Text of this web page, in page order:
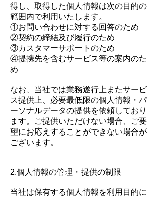
得し、取得した個人情報は次の目的の
範囲内で利用いたします。
①お問い合わせに対する回答のため
②契約の締結及び履行のため
③カスタマーサポートのため
④提携先を含むサービス等の案内のた
め
なお、当社では業務遂行上またサービ
ス提供上、必要最低限の個人情報・パ
ーソナルデータの提供を依頼しており
ます。ご提供いただけない場合、ご要
望にお応えすることができない場合が
ございます。
​2.個人情報の管理・提供の制限
当社は保有する個人情報を利用目的に